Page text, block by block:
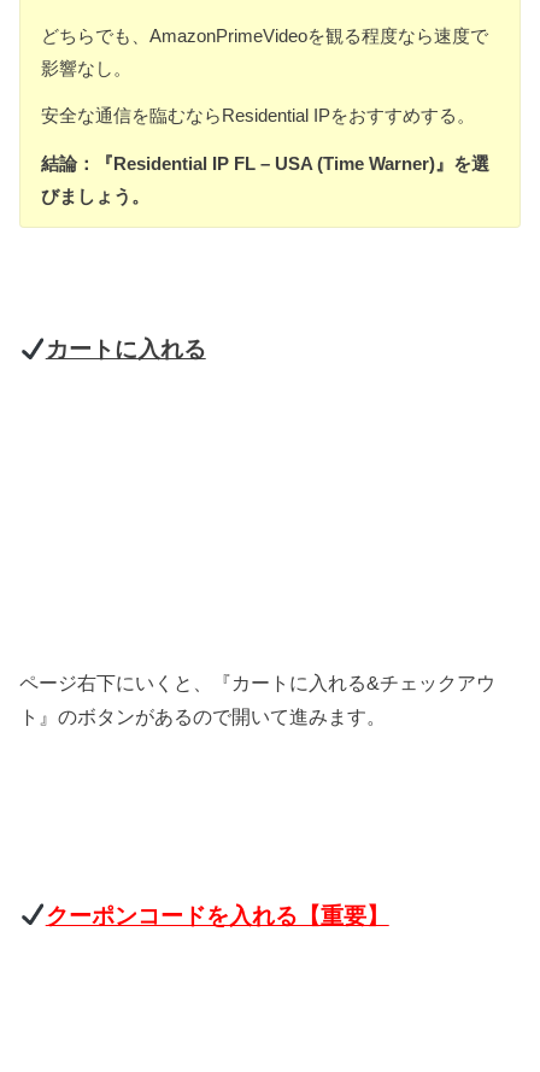
どちらでも、AmazonPrimeVideoを観る程度なら速度で
影響なし。
安全な通信を臨むならResidential IPをおすすめする。
結論：『Residential IP FL – USA (Time Warner)』を選
びましょう。
カートに入れる
ページ右下にいくと、『カートに入れる&チェックアウ
ト』のボタンがあるので開いて進みます。
クーポンコードを入れる【重要】